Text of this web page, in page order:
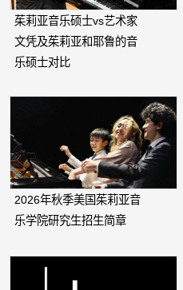
茱莉亚音乐硕士vs艺术家
文凭及茱莉亚和耶鲁的音
乐硕士对比
2026年秋季美国茱莉亚音
乐学院研究生招生简章